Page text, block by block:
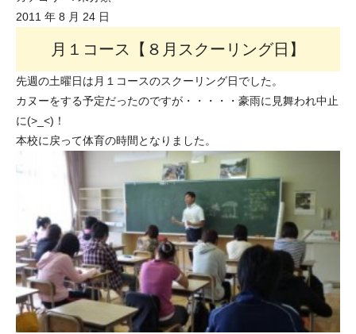
2011 年 8 月 24 日
月１コース【８月スクーリング日】
先週の土曜日は月１コースのスクーリング日でした。
カヌーをする予定だったのですが・・・・・豪雨に見舞われ中止
に(>_<)！
本校に戻って体育の時間となりました。